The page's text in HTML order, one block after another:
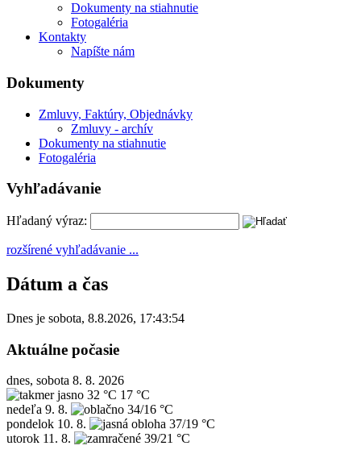
Dokumenty na stiahnutie
Fotogaléria
Kontakty
Napíšte nám
Dokumenty
Zmluvy, Faktúry, Objednávky
Zmluvy - archív
Dokumenty na stiahnutie
Fotogaléria
Vyhľadávanie
Hľadaný výraz:
rozšírené vyhľadávanie ...
Dátum a čas
Dnes je sobota, 8.8.2026, 17:43:54
Aktuálne počasie
dnes, sobota 8. 8. 2026
32 °C 17 °C
nedeľa 9. 8.
34/16 °C
pondelok 10. 8.
37/19 °C
utorok 11. 8. 39/21 °C